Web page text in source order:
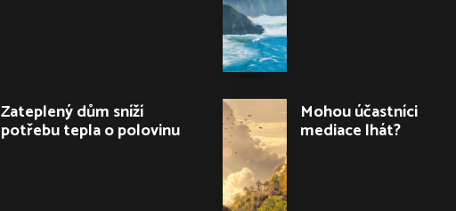
Zateplený dům sníží
potřebu tepla o polovinu
Mohou účastníci
mediace lhát?